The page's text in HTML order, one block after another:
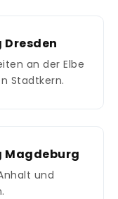
Dresden
an der Elbe
Stadtkern.
Magdeburg
und